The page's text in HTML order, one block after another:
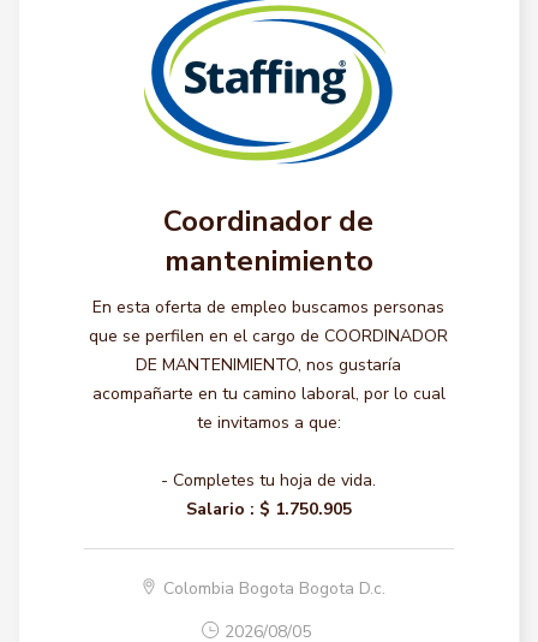
Coordinador de
mantenimiento
En esta oferta de empleo buscamos personas
que se perfilen en el cargo de COORDINADOR
DE MANTENIMIENTO, nos gustaría
acompañarte en tu camino laboral, por lo cual
te invitamos a que:
- Completes tu hoja de vida.
Salario : $ 1.750.905
Colombia Bogota Bogota D.c.
2026/08/05